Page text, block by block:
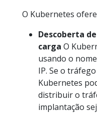
O Kubernetes
Descoberta
carga O
usando o
IP. Se o
Kubernetes
distribuir o
implantação